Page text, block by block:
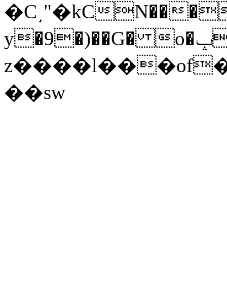
�C͵"�kCN��
y�9�)��G� o�ݒV����-
��sw